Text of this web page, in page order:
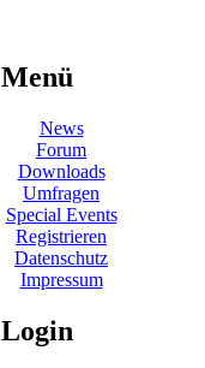
Menü
News
Forum
Downloads
Umfragen
Special Events
Registrieren
Datenschutz
Impressum
Login